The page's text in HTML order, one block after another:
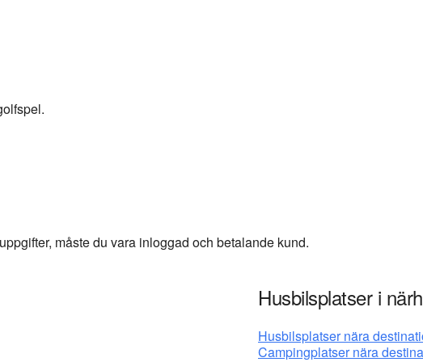
måste du vara inloggad och betalande kund.
Husbilsplatser i
Husbilsplatser nära
Campingplatser nära